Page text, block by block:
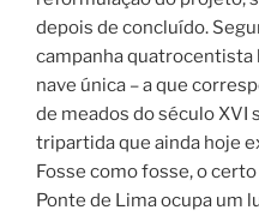
depois de concluído.
campanha quatrocentista
nave única – a que
de meados do século XVI
tripartida que ainda hoje
Fosse como fosse, o
Ponte de Lima ocupa um